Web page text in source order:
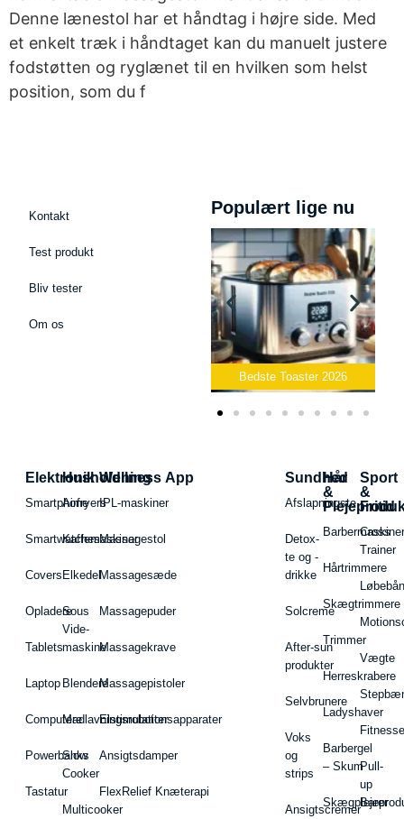
Denne lænestol har et håndtag i højre side. Med
et enkelt træk i håndtaget kan du manuelt justere
fodstøtten og ryglænet til en hvilken som helst
position, som du f
Kontakt
Test produkt
Bliv tester
Om os
Populært lige nu
Bedste Toaster 2026
Elektronik
Smartphone
Smartwatches
Covers
Opladere
Tablets
Laptop
Computere
Powerbanks
Tastatur
Husholdning
Airfryers
Kaffemaskiner
Elkedel
Sous
Vide-
maskine
Blendere
Madlavningsrobotter
Slow
Cooker
Multicooker
Wellness App
IPL-maskiner
Massagestol
Massagesæde
Massagepuder
Massagekrave
Massagepistoler
Elstimulationsapparater
Ansigtsdamper
FlexRelief Knæterapi
Sundhed
Afslapningste
Detox-
te og -
drikke
Solcreme
After-sun
produkter
Selvbrunere
Voks
og
strips
Ansigtscremer
Hår
&
Hårtrimmere
Skægtrimmere
Trimmer
Herreskrabere
Ladyshaver
Barbergel
– Skum
Sport
&
Fritid
Cross
Trainer
Vægte
Pull-
up
Barer